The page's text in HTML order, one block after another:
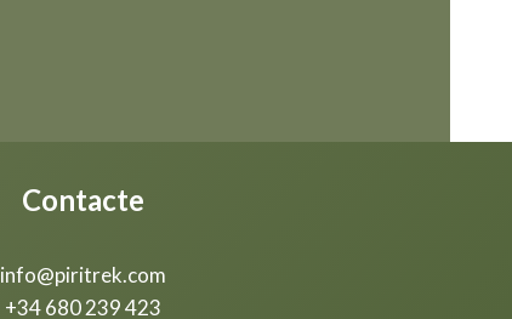
Contacte
info@piritrek.com
+34 680 239 423